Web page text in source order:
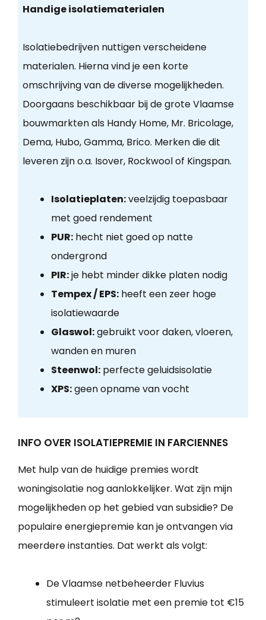
Handige isolatiematerialen
Isolatiebedrijven nuttigen verscheidene
materialen. Hierna vind je een korte
omschrijving van de diverse mogelijkheden.
Doorgaans beschikbaar bij de grote Vlaamse
bouwmarkten als Handy Home, Mr. Bricolage,
Dema, Hubo, Gamma, Brico. Merken die dit
leveren zijn o.a. Isover, Rockwool of Kingspan.
Isolatieplaten:veelzijdig toepasbaar
met goed rendement
PUR:hecht niet goed op natte
ondergrond
PIR:je hebt minder dikke platen nodig
Tempex / EPS:heeft een zeer hoge
isolatiewaarde
Glaswol:gebruikt voor daken, vloeren,
wanden en muren
Steenwol:perfecte geluidsisolatie
XPS:geen opname van vocht
INFO OVER ISOLATIEPREMIE IN FARCIENNES
Met hulp van de huidige premies wordt
woningisolatie nog aanlokkelijker. Wat zijn mijn
mogelijkheden op het gebied van subsidie? De
populaire energiepremie kan je ontvangen via
meerdere instanties. Dat werkt als volgt:
De Vlaamse netbeheerder Fluvius
stimuleert isolatie met een premie tot €15